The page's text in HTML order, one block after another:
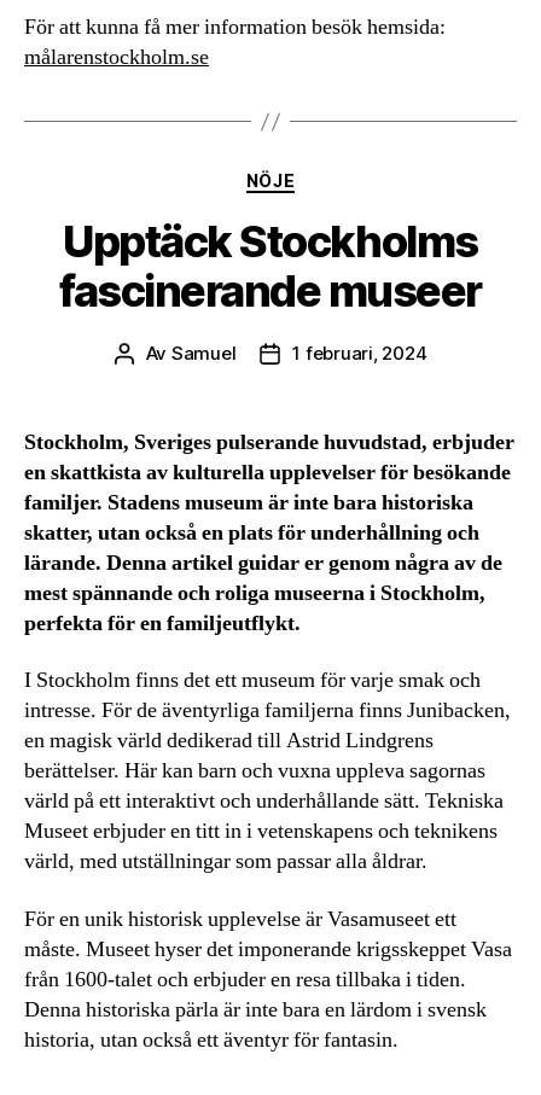
För att kunna få mer information besök hemsida:
målarenstockholm.se
Kategorier
NÖJE
Upptäck Stockholms
fascinerande museer
Inläggsförfattare
Av Samuel Inläggsdatum
1 februari, 2024
Stockholm, Sveriges pulserande huvudstad, erbjuder
en skattkista av kulturella upplevelser för besökande
familjer. Stadens museum är inte bara historiska
skatter, utan också en plats för underhållning och
lärande. Denna artikel guidar er genom några av de
mest spännande och roliga museerna i Stockholm,
perfekta för en familjeutflykt.
I Stockholm finns det ett museum för varje smak och
intresse. För de äventyrliga familjerna finns Junibacken,
en magisk värld dedikerad till Astrid Lindgrens
berättelser. Här kan barn och vuxna uppleva sagornas
värld på ett interaktivt och underhållande sätt. Tekniska
Museet erbjuder en titt in i vetenskapens och teknikens
värld, med utställningar som passar alla åldrar.
För en unik historisk upplevelse är Vasamuseet ett
måste. Museet hyser det imponerande krigsskeppet Vasa
från 1600-talet och erbjuder en resa tillbaka i tiden.
Denna historiska pärla är inte bara en lärdom i svensk
historia, utan också ett äventyr för fantasin.